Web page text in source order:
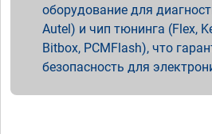
оборудование для
Autel) и чип тюнинга (Flex,
Bitbox, PCMFlash), что
безопасность для